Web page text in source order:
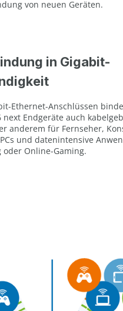
von neuen Geräten.
in Gigabit-
Ethernet-Anschlüssen
next Endgeräte auch
anderem für Fernseher,
und datenintensive
oder Online-Gaming.